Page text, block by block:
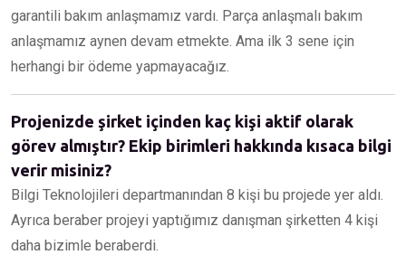
garantili bakım anlaşmamız vardı. Parça anlaşmalı bakım
anlaşmamız aynen devam etmekte. Ama ilk 3 sene için
herhangi bir ödeme yapmayacağız.
Projenizde şirket içinden kaç kişi aktif olarak
görev almıştır? Ekip birimleri hakkında kısaca bilgi
verir misiniz?
Bilgi Teknolojileri departmanından 8 kişi bu projede yer aldı.
Ayrıca beraber projeyi yaptığımız danışman şirketten 4 kişi
daha bizimle beraberdi.